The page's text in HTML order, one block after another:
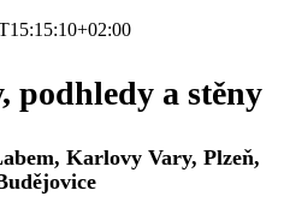
podhledy a stěny
Karlovy Vary, Plzeň,